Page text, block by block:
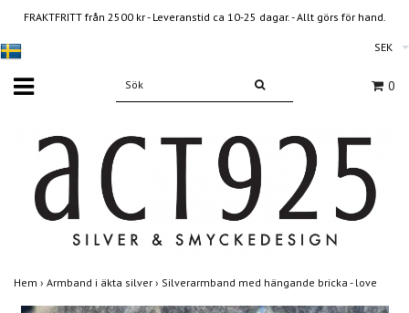
FRAKTFRITT från 2500 kr - Leveranstid ca 10-25 dagar. - Allt görs för hand.
SEK
0
Hem › Armband i äkta silver › Silverarmband med hängande bricka - love